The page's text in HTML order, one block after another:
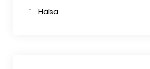
Hälsa